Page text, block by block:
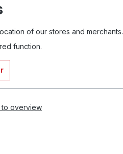
of our stores and merchants.
function.
to overview